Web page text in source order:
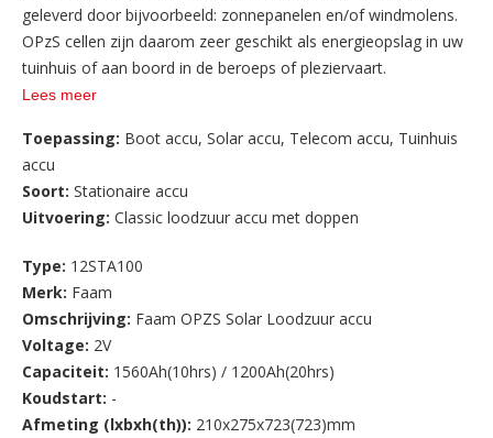
geleverd door bijvoorbeeld: zonnepanelen en/of windmolens.
OPzS cellen zijn daarom zeer geschikt als energieopslag in uw
tuinhuis of aan boord in de beroeps of pleziervaart.
Lees meer
Toepassing: Boot accu, Solar accu, Telecom accu, Tuinhuis
accu
Soort: Stationaire accu
Uitvoering: Classic loodzuur accu met doppen
Type: 12STA100
Merk: Faam
Omschrijving: Faam OPZS Solar Loodzuur accu
Voltage: 2V
Capaciteit: 1560Ah(10hrs) / 1200Ah(20hrs)
Koudstart: -
Afmeting (lxbxh(th)): 210x275x723(723)mm